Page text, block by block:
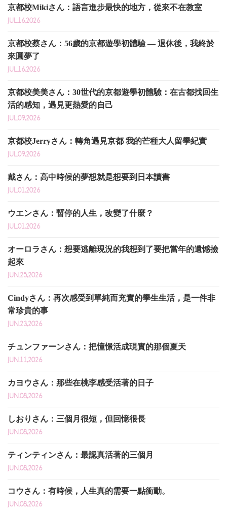
京都校Mikiさん：語言進步最快的地方，從來不在教室
JUL.16,2026
京都校蔡さん：56歲的京都遊學初體驗 — 退休後，我終於
來圓夢了
JUL.16,2026
京都校美美さん：30世代的京都遊學初體驗：在古都找回生
活的感知，遇見更熱愛的自己
JUL.09,2026
京都校Jerryさん：轉角遇見京都 我的芒種大人留學紀實
JUL.09,2026
戴さん：高中時候的夢想就是想要到日本讀書
JUL.01,2026
ウエンさん：暫停的人生，改變了什麼？
JUL.01,2026
オーロラさん：想要逃離現況的我想到了要把當年的遺憾撿
起來
JUN.25,2026
Cindyさん：再次感受到單純而充實的學生生活，是一件非
常珍貴的事
JUN.23,2026
チュンファーンさん：把憧憬活成現實的那個夏天
JUN.11,2026
カヨウさん：那些在桃李感受活著的日子
JUN.08,2026
しおりさん：三個月很短，但回憶很長
JUN.08,2026
ティンティンさん：最認真活著的三個月
JUN.08,2026
コウさん：有時候，人生真的需要一點衝動。
JUN.08,2026